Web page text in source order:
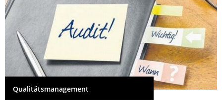
Qualitätsmanagement